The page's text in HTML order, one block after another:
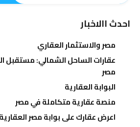
احدث االاخبار
مصر والاستثمار العقاري
عقارات الساحل الشمالي: مستقبل
مصر
البوابة العقارية
منصة عقارية متكاملة في مصر
اعرض عقارك على بوابة مصر العقارية